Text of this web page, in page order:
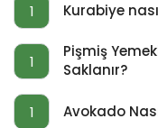
1 Kurabiye
1
Pişmiş
Saklanır?
1 Avokado